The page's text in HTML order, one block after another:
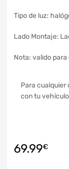
Tipo de luz:
Lado Montaje:
Nota: valido
Para cualquier
con tu
69.99€